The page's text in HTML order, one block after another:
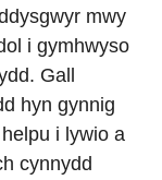
mwy
i gymhwyso
Gall
hyn gynnig
i lywio a
cynnydd